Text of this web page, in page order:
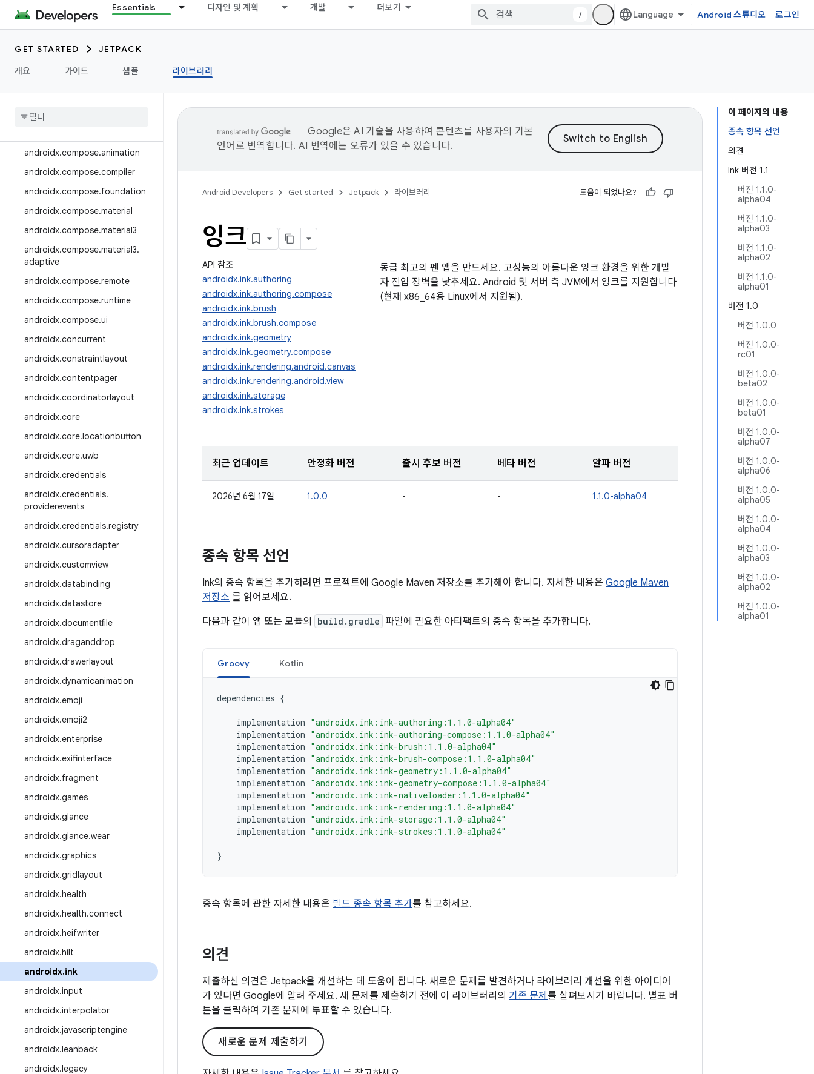
Essentials 디자인 및 계획 개발 더보기
/ Android 스튜디오 로그인
GET STARTED
JETPACK
개요
가이드 샘플 라이브러리
androidx.camera.media3
androidx.car
androidx.car.app
androidx
androidx.compose.animation
androidx.compose.compiler
androidx.compose.foundation
androidx.compose.material
androidx.compose.material3
androidx.compose.material3.
adaptive
androidx.compose.remote
androidx.compose.runtime
androidx.compose.ui
androidx.concurrent
androidx.constraintlayout
androidx.contentpager
androidx.coordinatorlayout
androidx.core
androidx.core.locationbutton
androidx.core.uwb
androidx.credentials
androidx.credentials.
providerevents
androidx.credentials.registry
androidx.cursoradapter
androidx.customview
androidx.databinding
androidx.datastore
androidx.documentfile
androidx.draganddrop
androidx.drawerlayout
androidx.dynamicanimation
androidx.emoji
androidx.emoji2
androidx.enterprise
androidx.exifinterface
androidx.fragment
androidx.games
androidx.glance
androidx.glance.wear
androidx.graphics
androidx.gridlayout
androidx.health
androidx.health.connect
androidx.heifwriter
androidx.hilt
androidx.ink
androidx.input
androidx.interpolator
androidx.javascriptengine
androidx.leanback
androidx.legacy
이 페이지의 내용
종속 항목 선언
의견
Ink 버전 1.1
버전 1.1.0-
alpha04
버전 1.1.0-
alpha03
버전 1.1.0-
alpha02
버전 1.1.0-
alpha01
버전 1.0
버전 1.0.0
버전 1.0.0-
rc01
버전 1.0.0-
beta02
버전 1.0.0-
beta01
버전 1.0.0-
alpha07
버전 1.0.0-
alpha06
버전 1.0.0-
alpha05
버전 1.0.0-
alpha04
버전 1.0.0-
alpha03
버전 1.0.0-
alpha02
버전 1.0.0-
alpha01
Google은 AI 기술을 사용하여 콘텐츠를 사용자의 기본
언어로 번역합니다. AI 번역에는 오류가 있을 수 있습니다.
Android Developers Get started Jetpack 라이브러리 도움이 되었나요?
잉크
API 참조
androidx.ink.authoring
androidx.ink.authoring.compose
androidx.ink.brush
androidx.ink.brush.compose
androidx.ink.geometry
androidx.ink.geometry.compose
androidx.ink.rendering.android.canvas
androidx.ink.rendering.android.view
androidx.ink.storage
androidx.ink.strokes
동급 최고의 펜 앱을 만드세요. 고성능의 아름다운 잉크 환경을 위한 개발
자 진입 장벽을 낮추세요. Android 및 서버 측 JVM에서 잉크를 지원합니다
(현재 x86_64용 Linux에서 지원됨).
최근 업데이트 안정화 버전 출시 후보 버전 베타 버전 알파 버전
2026년 6월 17일 1.0.0 - - 1.1.0-alpha04
종속 항목 선언
Ink의 종속 항목을 추가하려면 프로젝트에 Google Maven 저장소를 추가해야 합니다. 자세한 내용은 Google Maven
저장소 를 읽어보세요.
다음과 같이 앱 또는 모듈의
build.gradle 파일에 필요한 아티팩트의 종속 항목을 추가합니다.
Groovy Kotlin
dependencies {
implementation "androidx.ink:ink-authoring:1.1.0-alpha04"
implementation "androidx.ink:ink-authoring-compose:1.1.0-alpha04"
implementation "androidx.ink:ink-brush:1.1.0-alpha04"
implementation "androidx.ink:ink-brush-compose:1.1.0-alpha04"
implementation "androidx.ink:ink-geometry:1.1.0-alpha04"
implementation "androidx.ink:ink-geometry-compose:1.1.0-alpha04"
implementation "androidx.ink:ink-nativeloader:1.1.0-alpha04"
implementation "androidx.ink:ink-rendering:1.1.0-alpha04"
implementation "androidx.ink:ink-storage:1.1.0-alpha04"
implementation "androidx.ink:ink-strokes:1.1.0-alpha04"
}
종속 항목에 관한 자세한 내용은 빌드 종속 항목 추가를 참고하세요.
의견
제출하신 의견은 Jetpack을 개선하는 데 도움이 됩니다. 새로운 문제를 발견하거나 라이브러리 개선을 위한 아이디어
가 있다면 Google에 알려 주세요. 새 문제를 제출하기 전에 이 라이브러리의 기존 문제 를 살펴보시기 바랍니다. 별표 버
튼을 클릭하여 기존 문제에 투표할 수 있습니다.
새로운 문제 제출하기